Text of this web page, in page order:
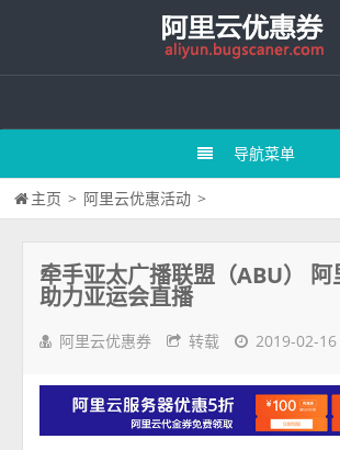
导航菜单
主页 > 阿里云优惠活动 >
牵手亚太广播联盟（ABU） 阿
助力亚运会直播
阿里云优惠券 转载 2019-02-16